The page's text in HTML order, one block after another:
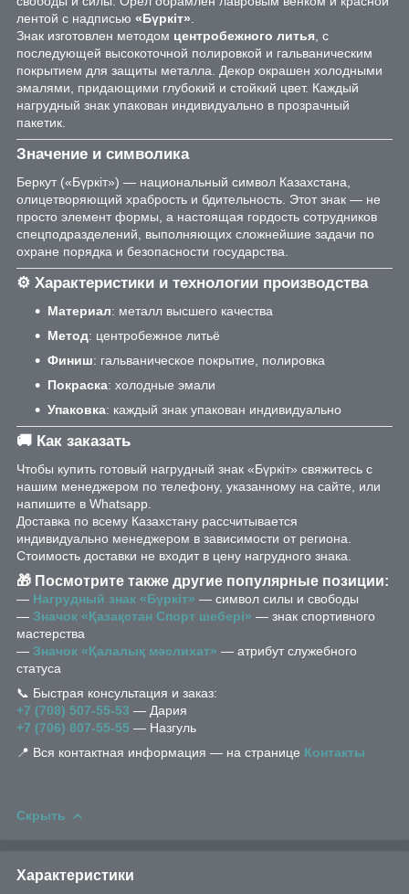
лентой с надписью «Бүркіт».
Знак изготовлен методом центробежного литья, с
последующей высокоточной полировкой и гальваническим
покрытием для защиты металла. Декор окрашен холодными
эмалями, придающими глубокий и стойкий цвет. Каждый
нагрудный знак упакован индивидуально в прозрачный
пакетик.
Значение и символика
Беркут («Бүркіт») — национальный символ Казахстана,
олицетворяющий храбрость и бдительность. Этот знак — не
просто элемент формы, а настоящая гордость сотрудников
спецподразделений, выполняющих сложнейшие задачи по
охране порядка и безопасности государства.
⚙️ Характеристики и технологии производства
Материал: металл высшего качества
Метод: центробежное литьё
Финиш: гальваническое покрытие, полировка
Покраска: холодные эмали
Упаковка: каждый знак упакован индивидуально
🚚 Как заказать
Чтобы купить готовый нагрудный знак «Бүркіт» свяжитесь с
нашим менеджером по телефону, указанному на сайте, или
напишите в Whatsapp.
Доставка по всему Казахстану рассчитывается
индивидуально менеджером в зависимости от региона.
Стоимость доставки не входит в цену нагрудного знака.
🎁 Посмотрите также другие популярные позиции:
— Нагрудный знак «Бүркіт» — символ силы и свободы
— Значок «Қазақстан Спорт шебері» — знак спортивного
мастерства
— Значок «Қалалық мәслихат» — атрибут служебного
статуса
📞 Быстрая консультация и заказ:
+7 (708) 507-55-53 — Дария
+7 (706) 807-55-55 — Назгуль
📍 Вся контактная информация — на странице Контакты
Скрыть
Характеристики